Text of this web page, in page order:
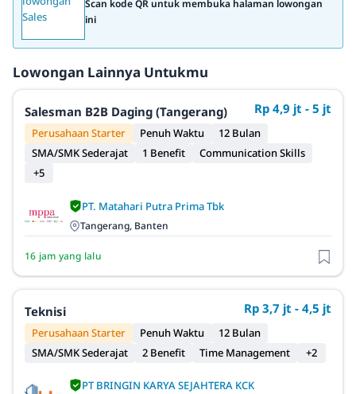
Scan kode QR untuk membuka halaman lowongan
ini
Lowongan Lainnya Untukmu
Salesman B2B Daging (Tangerang) Rp 4,9 jt - 5 jt
Perusahaan Starter Penuh Waktu
12 Bulan
SMA/SMK Sederajat
1 Benefit
Communication Skills
+5
PT. Matahari Putra Prima Tbk
Tangerang, Banten
16 jam yang lalu
Teknisi Rp 3,7 jt - 4,5 jt
Perusahaan Starter Penuh Waktu
12 Bulan
SMA/SMK Sederajat
2 Benefit Time Management +2
PT BRINGIN KARYA SEJAHTERA KCK